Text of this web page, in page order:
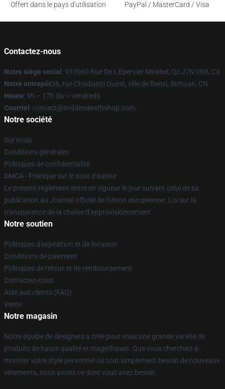
Offert dans le pays d'utilisation
PayPal / MasterCard / Visa
Contactez-nous
Notre siège social : 910060 Rue De L'Epervier Mirabel, Qc J7N 0R6, Ca
Notre entrepôt36, rue Chadianzi Ouest, ville de Benxi, Sichuan, CN
Heure: 9h – 17h (lu – vendredi)
Courriel : contact@svddendeathshop.com
Notre société
Sur nous
Conditions générales
Politiques de confidentialité
DMCA - Politique sur le droit d'auteur
Le présent règlement entre en vigueur le jour suivant celui de sa
publication au Journal officiel de l'Union européenne. Loi sur la
transparence de la chaîne d'approvisionnement
Notre soutien
Politiques d'expédition et de livraison
Conditions de paiement
Politiques de retour et de remboursement
Contactez-nous
Aide aux clients (FAQ)
Vente
Notre magasin
Notre équipe de designers a créé pour vous une grande variété de
produits de haute qualité et magnifiques. Que vous cherchiez à
montrer votre style personnel ou tout simplement besoin de nouveaux
vêtements, nous avons ce dont vous avez besoin.